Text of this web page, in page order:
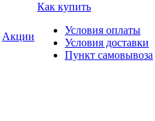
Акции
Как купить
Условия оплаты
Условия доставки
Пункт самовывоза